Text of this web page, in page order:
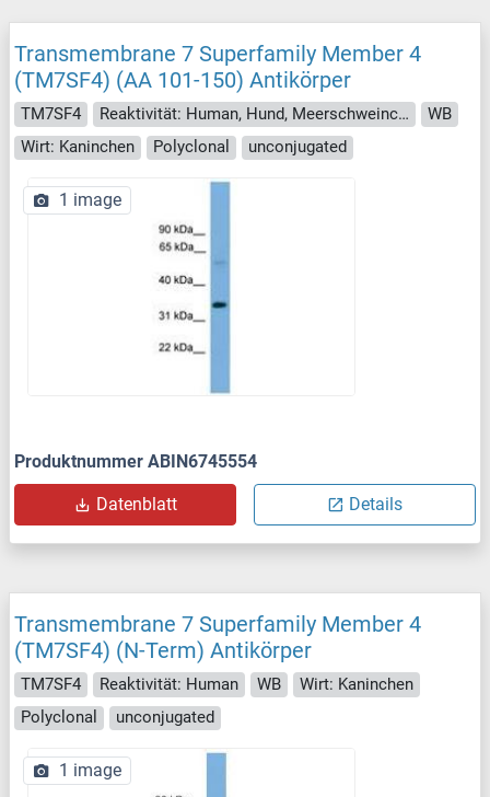
Transmembrane 7 Superfamily Member 4
(TM7SF4) (AA 101-150) Antikörper
TM7SF4 Reaktivität: Human, Hund, Meerschweinchen, Ratte, Affe
WB
Wirt: Kaninchen
Polyclonal unconjugated
1 image
Produktnummer ABIN6745554
Datenblatt Details
Transmembrane 7 Superfamily Member 4
(TM7SF4) (N-Term) Antikörper
TM7SF4 Reaktivität: Human WB
Wirt: Kaninchen
Polyclonal
unconjugated
1 image